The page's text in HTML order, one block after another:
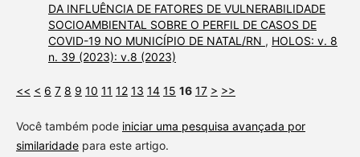
DA INFLUÊNCIA DE FATORES DE VULNERABILIDADE
SOCIOAMBIENTAL SOBRE O PERFIL DE CASOS DE
COVID-19 NO MUNICÍPIO DE NATAL/RN , HOLOS: v. 8
n. 39 (2023): v.8 (2023)
<< < 6 7 8 9 10 11 12 13 14 15 16 17 > >>
Você também pode iniciar uma pesquisa avançada por
similaridadepara este artigo.